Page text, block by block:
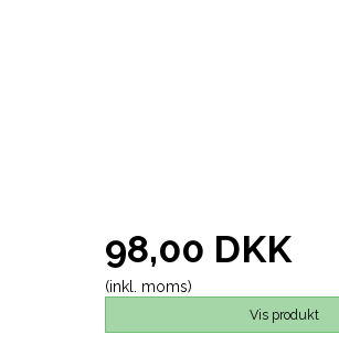
98,00 DKK
(inkl. moms)
Vis produkt